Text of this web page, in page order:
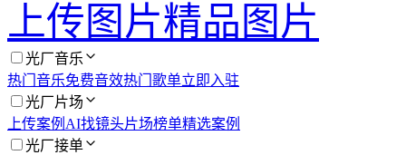
上传图片精品图片
光厂音乐
热门音乐免费音效热门歌单立即入驻
光厂片场
上传案例 AI找镜头片场榜单精选案例
光厂接单